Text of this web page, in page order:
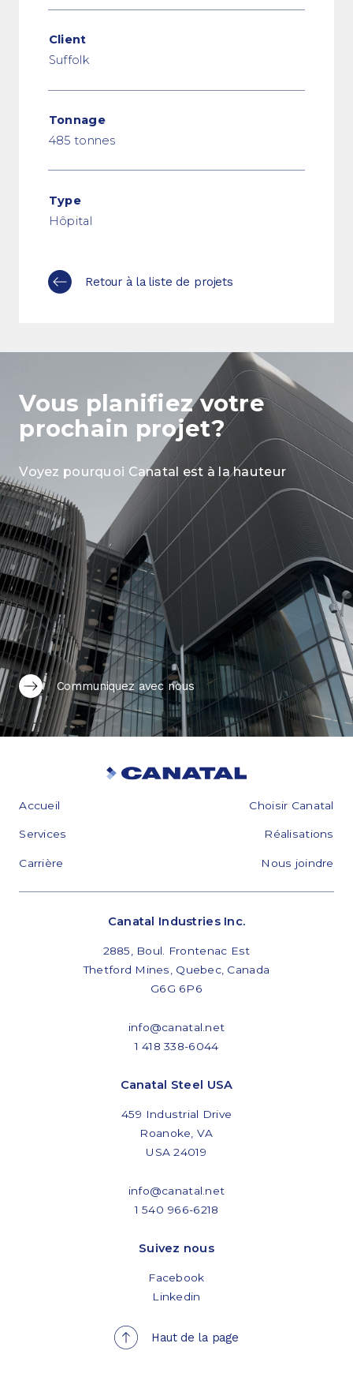
Client
Suffolk
Tonnage
485 tonnes
Type
Hôpital
Retour à la liste de projets
Vous planifiezvotre
prochain projet?
Voyez pourquoi Canatal est à la hauteur
Communiquez avec nous
Accueil Choisir Canatal
Services Réalisations
Carrière Nous joindre
Canatal Industries Inc.
2885, Boul. Frontenac Est
Thetford Mines, Quebec, Canada
G6G 6P6
info@canatal.net
1 418 338-6044
Canatal Steel USA
459 Industrial Drive
Roanoke, VA
USA 24019
info@canatal.net
1 540 966-6218
Suivez nous
Facebook
Linkedin
Haut de la page